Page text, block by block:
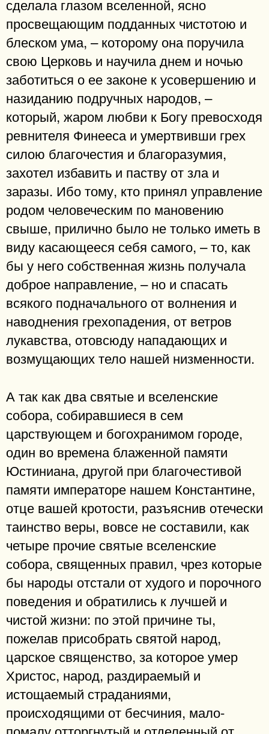
сделала глазом вселенной, ясно
просвещающим подданных чистотою и
блеском ума, – которому она поручила
свою Церковь и научила днем и ночью
заботиться о ее законе к усовершению и
назиданию подручных народов, –
который, жаром любви к Богу превосходя
ревнителя Финееса и умертвивши грех
силою благочестия и благоразумия,
захотел избавить и паству от зла и
заразы. Ибо тому, кто принял управление
родом человеческим по мановению
свыше, прилично было не только иметь в
виду касающееся себя самого, – то, как
бы у него собственная жизнь получала
доброе направление, – но и спасать
всякого подначального от волнения и
наводнения грехопадения, от ветров
лукавства, отовсюду нападающих и
возмущающих тело нашей низменности.
А так как два святые и вселенские
собора, собиравшиеся в сем
царствующем и богохранимом городе,
один во времена блаженной памяти
Юстиниана, другой при благочестивой
памяти императоре нашем Константине,
отце вашей кротости, разъяснив отечески
таинство веры, вовсе не составили, как
четыре прочие святые вселенские
собора, священных правил, чрез которые
бы народы отстали от худого и порочного
поведения и обратились к лучшей и
чистой жизни: по этой причине ты,
пожелав присобрать святой народ,
царское священство, за которое умер
Христос, народ, раздираемый и
истощаемый страданиями,
происходящими от бесчиния, мало-